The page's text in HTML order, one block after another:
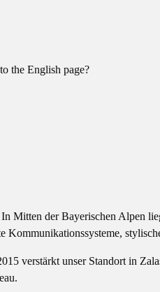
the English page?
Mitten der Bayerischen Alpen
verstärkt unser Standort in